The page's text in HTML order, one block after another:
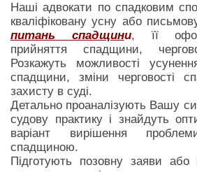
Наші адвокати по спадковим
кваліфіковану усну або
питань спадщини, її
прийняття спадщини,
Розкажуть можливості
спадщини, зміни черговості
захисту в суді.
Детально проаналізують Вашу
судову практику і знайдуть
варіант вирішення
спадщиною.
Підготують позовну заяви або